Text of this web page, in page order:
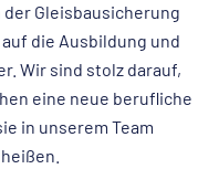
Gleisbausicherung
die Ausbildung und
Wir sind stolz darauf,
eine neue berufliche
in unserem Team